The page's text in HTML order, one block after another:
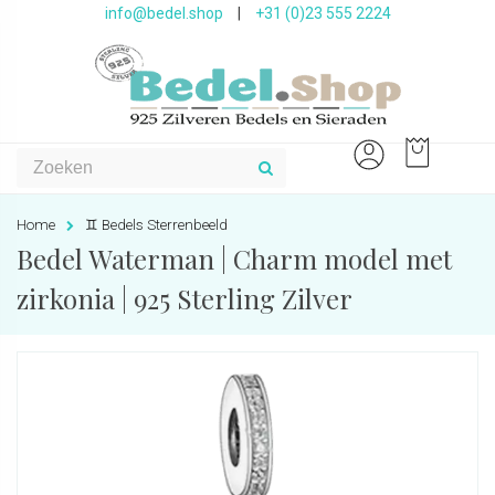
info@bedel.shop +31 (0)23 555 2224
Home ♊️ Bedels Sterrenbeeld
Bedel Waterman | Charm model met
zirkonia | 925 Sterling Zilver